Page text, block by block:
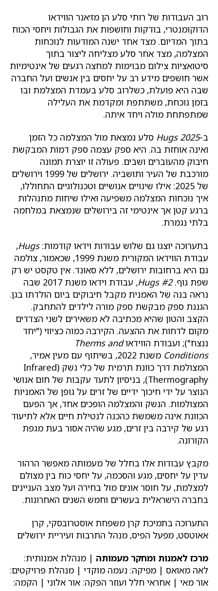
רוב העבודות של רותי סלע הן מז׳אנר הווידאו
הדוקומנטרי, בודקות וחושפות את הגבולות ויחסי הכוח
בתוך המדיום. מצד אחד ישנה המודעות לנוכחות
המצלמה, מצד אחר סלע מצליחה ליצור בתוך
סיטואציות צילום מבוימות למחצה רגעים של אינטימיות
אשר חושפים מידע רב על יחסים בין אנשים ועל החברה
שבה היא פועלת, כשלרוב סלע בעמדת המצלמת ובו
בזמן נוכחת, משתתפת ומקדמת את העלילה
שמתפתחת מולה ויחד איתה.
ב-Hugs 2025 סלע נמצאת מול המצלמה כל הזמן
ואינה אוחזת בה. היא ספק עצמה ספק דמות המבקשת
חיבוק מהעוברים ושבים. פעולה זו יוצרת תמונה
מורכבת של העיר ותושביה. ירושלים של 1999 וירושלים
של 2025: אילו שינויים אנושיים וטכנולוגיים התחוללו,
איך נוכחות המצלמה משפיעה ואילו שיחות מתנהלות
ברגע קטן אך אינטימי זה בירושלים שנמצאת במלחמה
בלתי נגמרת.
בתערוכה יוצגו גם שלוש עבודות וידאו קודמות:Hugs
,
עבודת הווידאו המקורית משנת 1999, שכאמור, צולמה
גם היא ברחובות ירושלים, ללא סאונד. אין טקסט יש רק
שפת גוף.Hugs #2,
עבודת וידאו משנת 2017 שבה
נראה בנה של האמנית מקבל חיבוקים ביום הולדתו בגן.
הגננת ספק מבקשת ספק מורה לילדים להתחבק.
הקצב והטון שהיא מכתיבה לא משאירים לשני הצדדים
מקום לדחות את ההצעה. הקירבה כמוה כציווי ("יחד
ננצח"); ועבודת הווידאוTherms and
Conditions
משנת 2022, בשיתוף עם מעין אמיר,
המצולמת דרך כוונת תרמית של כלי נשק (Infrared
Thermography), בניסיון לתעד עקבות של חום אנושי
הנוצר על ידי חיכוך ידיים של זרים על גופן של האמניות
המצולמות. הנשק והמצלמה הופכים אחד, אך הפעם
הכוונת אינה משמשת כהכנה לנטילת חיים אלא לתיעוד
רגע של קירבה בין זרים, מגע שהיה אסור בעת מגפת
הקורונה.
מקבץ עבודות אלו בחלל של מעמותה מאפשר הרהור
עדין על יחסים, מגע והסכמה, על יחסי כוח בין מצולם
למצלמת, על חוסר אונים מול בחירה ועל מצב העניינים
בחברה הישראלית בעשרים וחמש השנים האחרונות.
התערוכה בתמיכת קרן משפחת אוסטרובסקי, קרן
אאוטסט, מפעל הפיס, מנהל התרבות ועיריית ירושלים
מרכז לאמנות ומחקר מעמותה | מנהלת אמנותית:
לאה מאואס | מפיקה: נעמה מוקדי | מנהלת פרויקטים:
אור מאי | אחראי חלל ועוזר הפקה: אור אלוני | הקמה: